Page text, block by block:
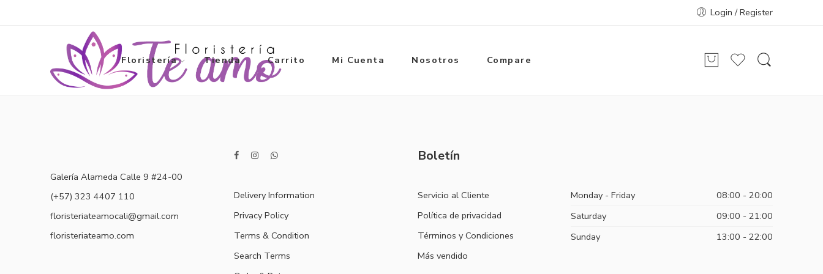
Login / Register
Floristería Tienda Carrito Mi Cuenta Nosotros Compare
Galería Alameda Calle 9 #24-00
(+57) 323 4407 110
floristeriateamocali@gmail.com
floristeriateamo.com
Delivery Information
Privacy Policy
Terms & Condition
Search Terms
Boletín
Servicio al Cliente
Política de privacidad
Términos y Condiciones
Más vendido
Monday - Friday
08:00 - 20:00
Saturday
09:00 - 21:00
Sunday
13:00 - 22:00